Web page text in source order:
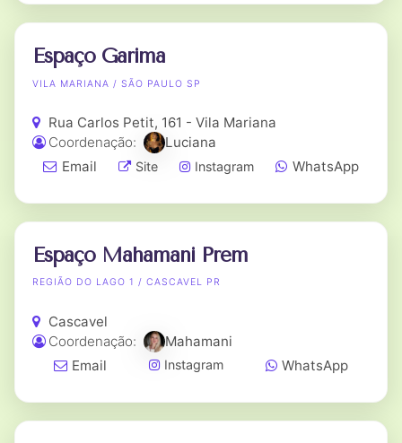
Espaço Garima
VILA MARIANA / SÃO PAULO SP
Rua Carlos Petit, 161 - Vila Mariana
Coordenação:
Luciana
Email
Site Instagram WhatsApp
Espaço Mahamani Prem
REGIÃO DO LAGO 1 / CASCAVEL PR
Cascavel
Coordenação:
Mahamani
Email
Instagram WhatsApp